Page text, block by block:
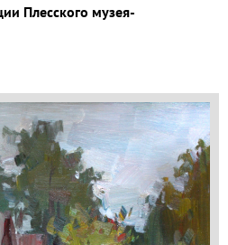
Плесского музея-
Весна
Коллекция
музея
Музей
1